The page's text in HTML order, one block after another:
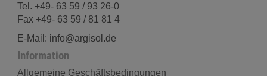
Tel. +49- 63 59 / 93 26-0
Fax +49- 63 59 / 81 81 4
E-Mail: info@argisol.de
Information
Allgemeine Geschäftsbedingungen